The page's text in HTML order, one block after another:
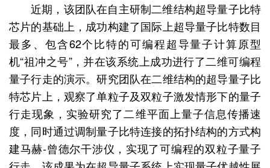
近期，该团队在自主研制二维结构超导量子比特
芯片的基础上，成功构建了国际上超导量子比特数目
最多、包含62个比特的可编程超导量子计算原型
机“祖冲之号”，并在该系统上成功进行了二维可编程
量子行走的演示。研究团队在二维结构的超导量子比
特芯片上，观察了单粒子及双粒子激发情形下的量子
行走现象，实验研究了二维平面上量子信息传播速
度，同时通过调制量子比特连接的拓扑结构的方式构
建马赫-曾德尔干涉仪，实现了可编程的双粒子量子